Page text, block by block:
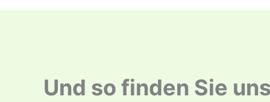
Und so finden Sie